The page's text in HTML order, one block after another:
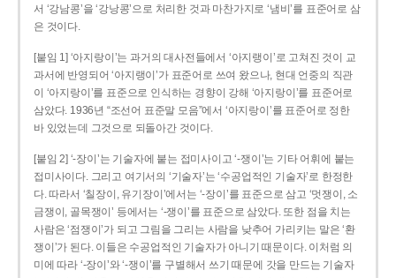
서 ‘강남콩’을 ‘강낭콩’으로 처리한 것과 마찬가지로 ‘냄비’를 표준어로 삼
은 것이다.
[붙임 1] ‘아지랑이’는 과거의 대사전들에서 ‘아지랭이’로 고쳐진 것이 교
과서에 반영되어 ‘아지랭이’가 표준어로 쓰여 왔으나, 현대 언중의 직관
이 ‘아지랑이’를 표준으로 인식하는 경향이 강해 ‘아지랑이’를 표준어로
삼았다. 1936년 “조선어 표준말 모음”에서 ‘아지랑이’를 표준어로 정한
바 있었는데 그것으로 되돌아간 것이다.
[붙임 2] ‘-장이’는 기술자에 붙는 접미사이고 ‘-쟁이’는 기타 어휘에 붙는
접미사이다. 그리고 여기서의 ‘기술자’는 ‘수공업적인 기술자’로 한정한
다. 따라서 ‘칠장이, 유기장이’에서는 ‘-장이’를 표준으로 삼고 ‘멋쟁이, 소
금쟁이, 골목쟁이’ 등에서는 ‘-쟁이’를 표준으로 삼았다. 또한 점을 치는
사람은 ‘점쟁이’가 되고 그림을 그리는 사람을 낮추어 가리키는 말은 ‘환
쟁이’가 된다. 이들은 수공업적인 기술자가 아니기 때문이다. 이처럼 의
미에 따라 ‘-장이’와 ‘-쟁이’를 구별해서 쓰기 때문에 갓을 만드는 기술자